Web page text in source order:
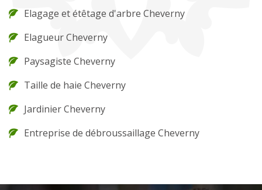
Elagage et étêtage d'arbre Cheverny
Elagueur Cheverny
Paysagiste Cheverny
Taille de haie Cheverny
Jardinier Cheverny
Entreprise de débroussaillage Cheverny